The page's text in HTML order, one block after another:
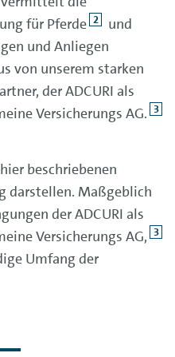
Schutz
auf.
Sie nicht von
wurden
Hufkrebs
für Pferde 2
und
und Anliegen
von unserem starken
der ADCURI als
Versicherungs AG. 3
beschriebenen
darstellen. Maßgeblich
der ADCURI als
Versicherungs AG, 3
Umfang der